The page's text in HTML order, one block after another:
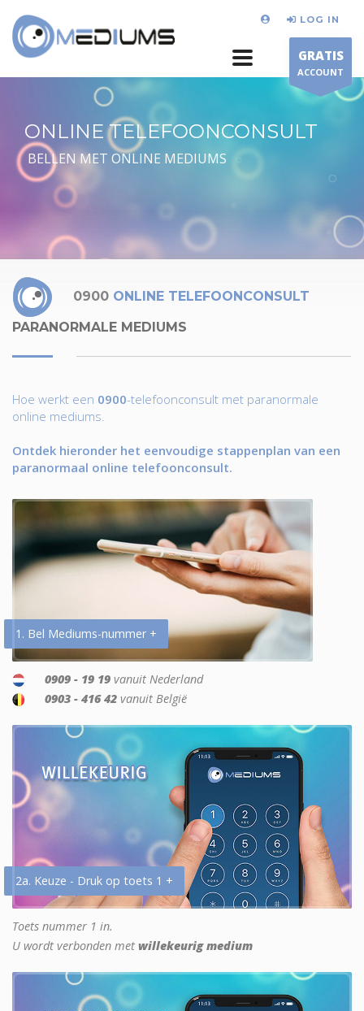
LOG IN
GRATIS
ACCOUNT
ONLINE TELEFOONCONSULT
BELLEN MET ONLINE MEDIUMS
0900 ONLINE TELEFOONCONSULT
PARANORMALE MEDIUMS
Hoe werkt een 0900-telefoonconsult met paranormale
online mediums.
Ontdek hieronder het eenvoudige stappenplan van een
paranormaal online telefoonconsult.
1. Bel Mediums-nummer +
0909 - 19 19 vanuit Nederland
0903 - 416 42 vanuit België
2a. Keuze - Druk op toets 1 +
Toets nummer 1 in.
U wordt verbonden met willekeurig medium